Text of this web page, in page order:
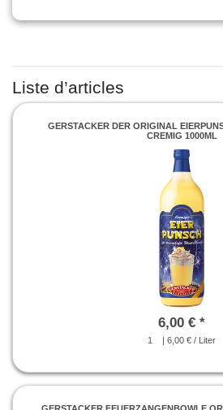
Liste d’articles
GERSTACKER DER ORIGINAL
CREMIG 1000ML
6,00 € *
1 | 6,00 € / Liter